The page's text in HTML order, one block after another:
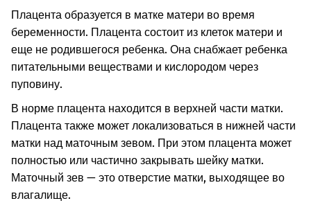
Плацента образуется в матке матери во время
беременности. Плацента состоит из клеток матери и
еще не родившегося ребенка. Она снабжает ребенка
питательными веществами и кислородом через
пуповину.
В норме плацента находится в верхней части матки.
Плацента также может локализоваться в нижней части
матки над маточным зевом. При этом плацента может
полностью или частично закрывать шейку матки.
Маточный зев — это отверстие матки, выходящее во
влагалище.